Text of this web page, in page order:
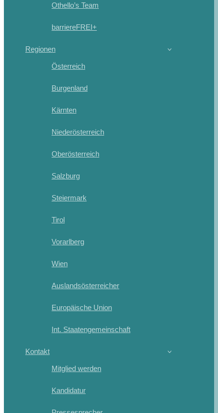
Othello’s Team
barriereFREI+
Regionen
Österreich
Burgenland
Kärnten
Niederösterreich
Oberösterreich
Salzburg
Steiermark
Tirol
Vorarlberg
Wien
Auslandsösterreicher
Europäische Union
Int. Staatengemeinschaft
Kontakt
Mitglied werden
Kandidatur